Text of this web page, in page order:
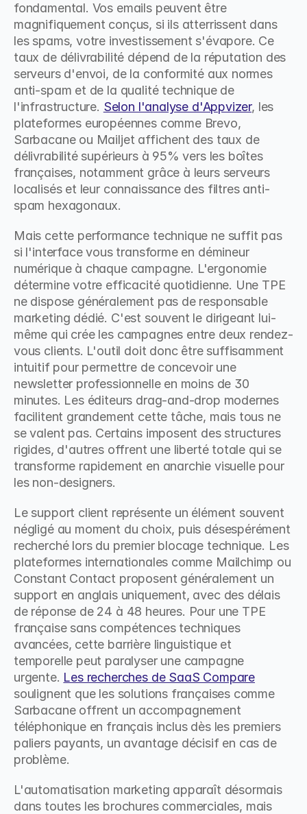
fondamental. Vos emails peuvent être
magnifiquement conçus, si ils atterrissent dans
les spams, votre investissement s'évapore. Ce
taux de délivrabilité dépend de la réputation des
serveurs d'envoi, de la conformité aux normes
anti-spam et de la qualité technique de
l'infrastructure. Selon l'analyse d'Appvizer, les
plateformes européennes comme Brevo,
Sarbacane ou Mailjet affichent des taux de
délivrabilité supérieurs à 95% vers les boîtes
françaises, notamment grâce à leurs serveurs
localisés et leur connaissance des filtres anti-
spam hexagonaux.
Mais cette performance technique ne suffit pas
si l'interface vous transforme en démineur
numérique à chaque campagne. L'ergonomie
détermine votre efficacité quotidienne. Une TPE
ne dispose généralement pas de responsable
marketing dédié. C'est souvent le dirigeant lui-
même qui crée les campagnes entre deux rendez-
vous clients. L'outil doit donc être suffisamment
intuitif pour permettre de concevoir une
newsletter professionnelle en moins de 30
minutes. Les éditeurs drag-and-drop modernes
facilitent grandement cette tâche, mais tous ne
se valent pas. Certains imposent des structures
rigides, d'autres offrent une liberté totale qui se
transforme rapidement en anarchie visuelle pour
les non-designers.
Le support client représente un élément souvent
négligé au moment du choix, puis désespérément
recherché lors du premier blocage technique. Les
plateformes internationales comme Mailchimp ou
Constant Contact proposent généralement un
support en anglais uniquement, avec des délais
de réponse de 24 à 48 heures. Pour une TPE
française sans compétences techniques
avancées, cette barrière linguistique et
temporelle peut paralyser une campagne
urgente. Les recherches de SaaS Compare
soulignent que les solutions françaises comme
Sarbacane offrent un accompagnement
téléphonique en français inclus dès les premiers
paliers payants, un avantage décisif en cas de
problème.
L'automatisation marketing apparaît désormais
dans toutes les brochures commerciales, mais